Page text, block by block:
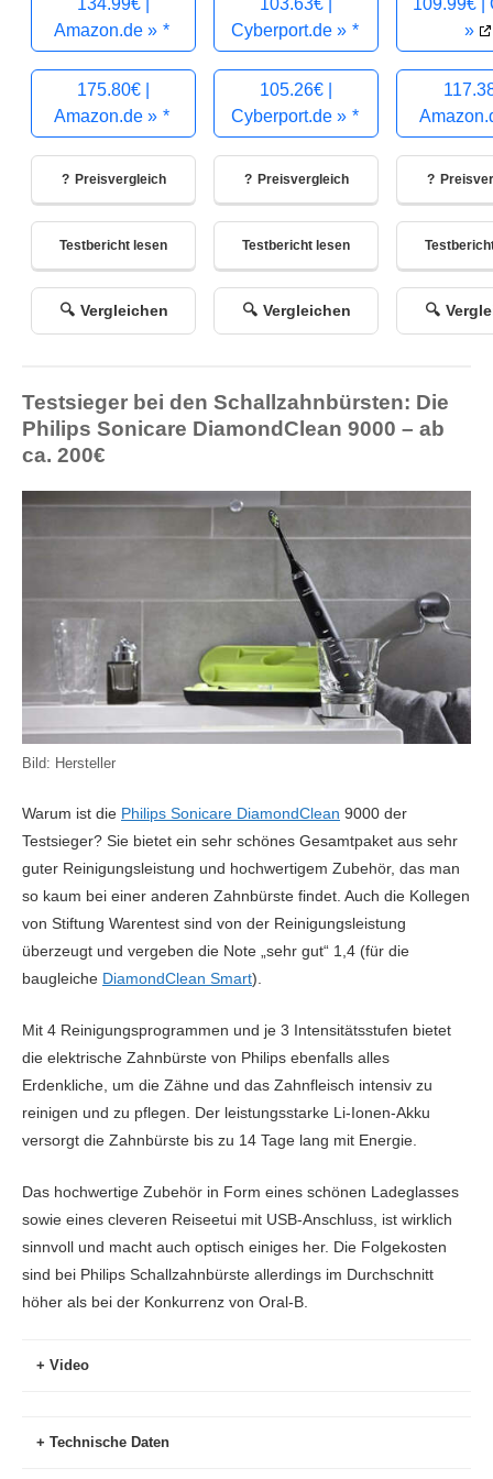
Amazon.de »
175.80€ |
Amazon.de »
Preisvergleich
Cyberport.de »
105.26€ |
Cyberport.de »
Preisvergleich
»
Testbericht lesen
Vergleichen
Testbericht lesen
Vergleichen
Testsieger bei den Schallzahnbürsten: Die
Philips Sonicare DiamondClean 9000 – ab
ca. 200€
Bild: Hersteller
Warum ist die Philips Sonicare DiamondClean 9000 der
Testsieger? Sie bietet ein sehr schönes Gesamtpaket aus sehr
guter Reinigungsleistung und hochwertigem Zubehör, das man
so kaum bei einer anderen Zahnbürste findet. Auch die Kollegen
von Stiftung Warentest sind von der Reinigungsleistung
überzeugt und vergeben die Note „sehr gut“ 1,4 (für die
baugleiche DiamondClean Smart).
Mit 4 Reinigungsprogrammen und je 3 Intensitätsstufen bietet
die elektrische Zahnbürste von Philips ebenfalls alles
Erdenkliche, um die Zähne und das Zahnfleisch intensiv zu
reinigen und zu pflegen. Der leistungsstarke Li-Ionen-Akku
versorgt die Zahnbürste bis zu 14 Tage lang mit Energie.
Das hochwertige Zubehör in Form eines schönen Ladeglasses
sowie eines cleveren Reiseetui mit USB-Anschluss, ist wirklich
sinnvoll und macht auch optisch einiges her. Die Folgekosten
sind bei Philips Schallzahnbürste allerdings im Durchschnitt
höher als bei der Konkurrenz von Oral-B.
Video
Technische Daten